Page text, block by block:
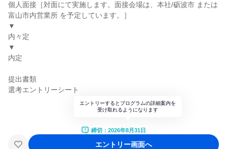
個人面接［対面にて実施します。面接会場は、本社/砺波市 または
富山市内営業所 を予定しています。］
▼
内々定
▼
内定
提出書類
選考エントリーシート
エントリーするとプログラムの詳細案内を
受け取れるようになります
締切：2026年8月31日
エントリー画面へ